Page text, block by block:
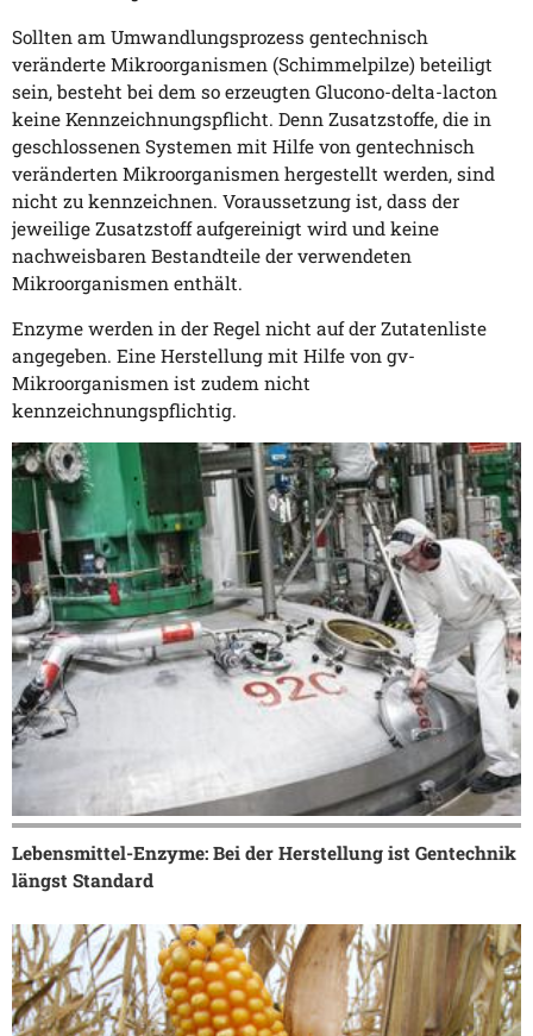
Sollten am Umwandlungsprozess gentechnisch
veränderte Mikroorganismen (Schimmelpilze) beteiligt
sein, besteht bei dem so erzeugten Glucono-delta-lacton
keine Kennzeichnungspflicht. Denn Zusatzstoffe, die in
geschlossenen Systemen mit Hilfe von gentechnisch
veränderten Mikroorganismen hergestellt werden, sind
nicht zu kennzeichnen. Voraussetzung ist, dass der
jeweilige Zusatzstoff aufgereinigt wird und keine
nachweisbaren Bestandteile der verwendeten
Mikroorganismen enthält.
Enzyme werden in der Regel nicht auf der Zutatenliste
angegeben. Eine Herstellung mit Hilfe von gv-
Mikroorganismen ist zudem nicht
kennzeichnungspflichtig.
Lebensmittel-Enzyme: Bei der Herstellung ist Gentechnik
längst Standard